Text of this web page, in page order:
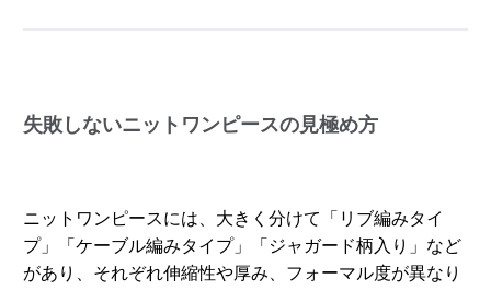
失敗しないニットワンピースの見極め方
ニットワンピースには、大きく分けて「リブ編みタイ
プ」「ケーブル編みタイプ」「ジャガード柄入り」など
があり、それぞれ伸縮性や厚み、フォーマル度が異なり